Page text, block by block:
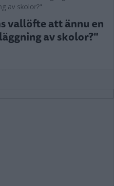
vallöfte att ännu en
av skolor?"